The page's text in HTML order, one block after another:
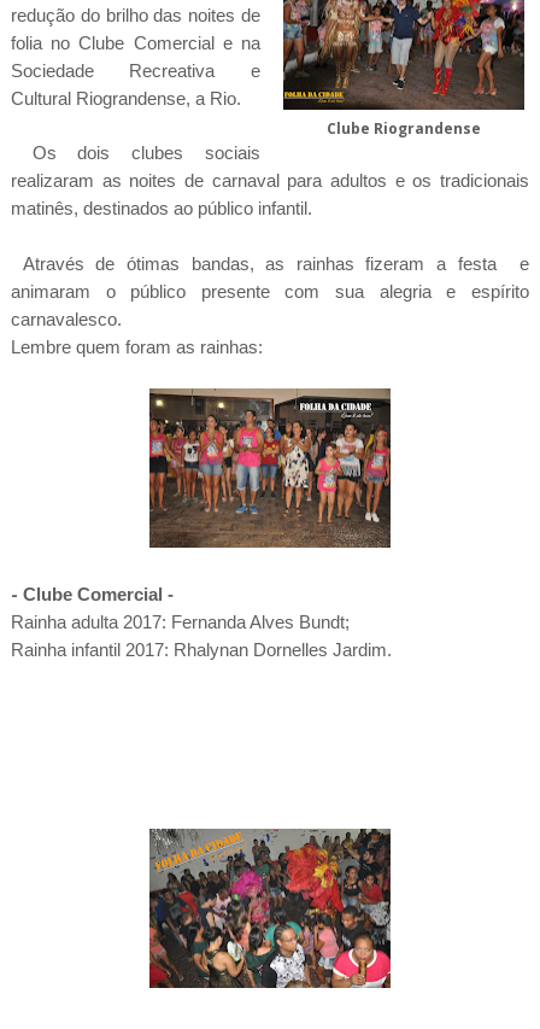
Clube Riograndense
redução do brilho das noites de
folia no Clube Comercial e na
Sociedade Recreativa e
Cultural Riograndense, a Rio.
Os dois clubes sociais
realizaram as noites de carnaval para adultos e os tradicionais
matinês, destinados ao público infantil.
Através de ótimas bandas, as rainhas fizeram a festa e
animaram o público presente com sua alegria e espírito
carnavalesco.
Lembre quem foram as rainhas:
- Clube Comercial -
Rainha adulta 2017: Fernanda Alves Bundt;
Rainha infantil 2017: Rhalynan Dornelles Jardim.